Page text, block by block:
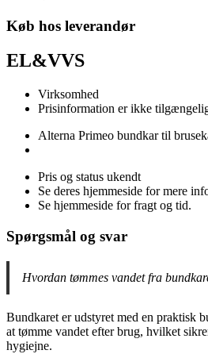
Køb hos leverandør
EL&VVS
Virksomhed
Prisinformation er ikke
Alterna Primeo bundkar til
Pris og status ukendt
Se deres hjemmeside for mere
Se hjemmeside for fragt og tid.
Spørgsmål og svar
Hvordan tømmes vandet fra
Bundkaret er udstyret med en praktisk
at tømme vandet efter brug, hvilket
hygiejne.